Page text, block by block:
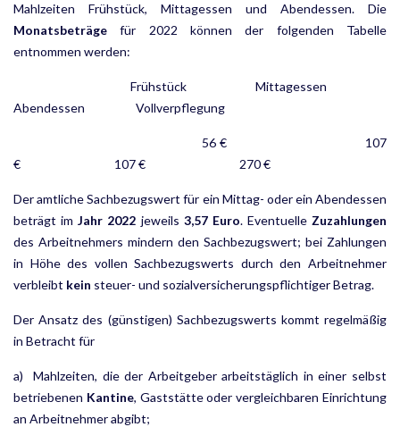
Mahlzeiten Frühstück, Mittagessen und Abendessen. Die
Monatsbeträge für 2022 können der folgenden Tabelle
entnommen werden:
Frühstück Mittagessen
Abendessen Vollverpflegung
56 € 107
€ 107 € 270 €
Der amtliche Sachbezugswert für ein Mittag- oder ein Abendessen
beträgt imJahr 2022 jeweils 3,57 Euro. Eventuelle Zuzahlungen
des Arbeitnehmers mindern den Sachbezugswert; bei Zahlungen
in Höhe des vollen Sachbezugswerts durch den Arbeitnehmer
verbleibt kein steuer- und sozialversicherungspflichtiger Betrag.
Der Ansatz des (günstigen) Sachbezugswerts kommt regelmäßig
in Betracht für
a) Mahlzeiten, die der Arbeitgeber arbeitstäglich in einer selbst
betriebenen Kantine, Gaststätte oder ver­gleichbaren Einrichtung
an Arbeitnehmer abgibt;